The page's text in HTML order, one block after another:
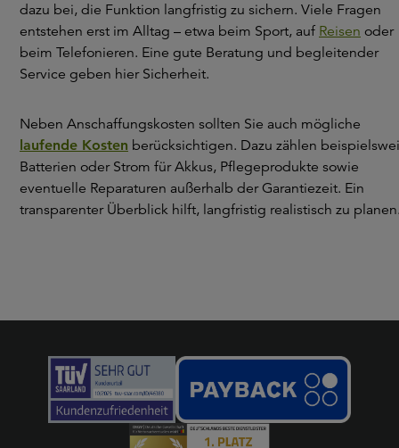
dazu bei, die Funktion langfristig zu sichern. Viele Fragen
entstehen erst im Alltag – etwa beim Sport, auf Reisen oder
beim Telefonieren. Eine gute Beratung und begleitender
Service geben hier Sicherheit.
Neben Anschaffungskosten sollten Sie auch mögliche
laufende Kosten berücksichtigen. Dazu zählen
Batterien oder Strom für Akkus, Pflegeprodukte sowie
eventuelle Reparaturen außerhalb der Garantiezeit. Ein
transparenter Überblick hilft, langfristig realistisch zu